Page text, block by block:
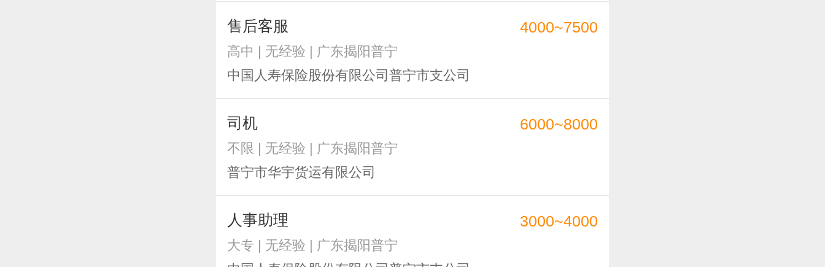
售后客服
高中 | 无经验 | 广东揭阳普宁
中国人寿保险股份有限公司普宁市支公司
4000~7500
司机
不限 | 无经验 | 广东揭阳普宁
普宁市华宇货运有限公司
6000~8000
人事助理
大专 | 无经验 | 广东揭阳普宁
3000~4000